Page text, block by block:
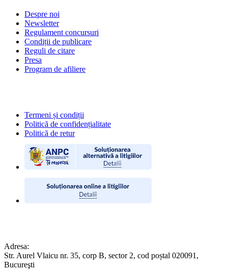
Despre noi
Newsletter
Regulament concursuri
Condiții de publicare
Reguli de citare
Presa
Program de afiliere
Termeni și condiții
Politică de confidențialitate
Politică de retur
Adresa:
Str. Aurel Vlaicu nr. 35, corp B, sector 2, cod poștal 020091,
Bucureşti